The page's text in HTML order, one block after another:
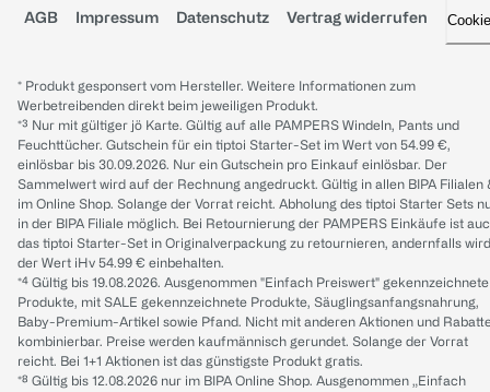
AGB Impressum Datenschutz Vertrag widerrufen
* Produkt gesponsert vom Hersteller. Weitere Informationen zum
Werbetreibenden direkt beim jeweiligen Produkt.
*³ Nur mit gültiger jö Karte. Gültig auf alle PAMPERS Windeln, Pants und
Feuchttücher. Gutschein für ein tiptoi Starter-Set im Wert von 54.99 €,
einlösbar bis 30.09.2026. Nur ein Gutschein pro Einkauf einlösbar. Der
Sammelwert wird auf der Rechnung angedruckt. Gültig in allen BIPA Filialen
im Online Shop. Solange der Vorrat reicht. Abholung des tiptoi Starter Sets
in der BIPA Filiale möglich. Bei Retournierung der PAMPERS Einkäufe ist
das tiptoi Starter-Set in Originalverpackung zu retournieren, andernfalls wird
der Wert iHv 54.99 € einbehalten.
*⁴ Gültig bis 19.08.2026. Ausgenommen "Einfach Preiswert" gekennzeichnete
Produkte, mit SALE gekennzeichnete Produkte, Säuglingsanfangsnahrung,
Baby-Premium-Artikel sowie Pfand. Nicht mit anderen Aktionen und
kombinierbar. Preise werden kaufmännisch gerundet. Solange der Vorrat
reicht. Bei 1+1 Aktionen ist das günstigste Produkt gratis.
*⁸ Gültig bis 12.08.2026 nur im BIPA Online Shop. Ausgenommen „Einfach